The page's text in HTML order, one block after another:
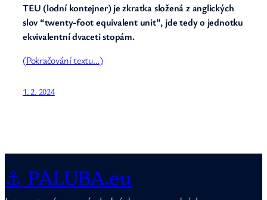
TEU (lodní kontejner) je zkratka složená z anglických
slov “twenty-foot equivalent unit”, jde tedy o jednotku
ekvivalentní dvaceti stopám.
(Pokračování textu…)
1. 2. 2024
⚓ PALUBA.eu